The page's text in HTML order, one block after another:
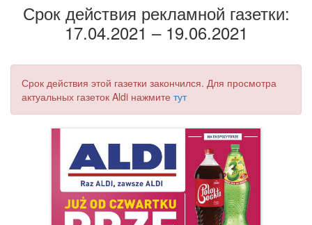
Срок действия рекламной газетки:
17.04.2021 – 19.06.2021
Срок действия этой газетки закончился. Для просмотра
актуальных газеток Aldi нажмите тут